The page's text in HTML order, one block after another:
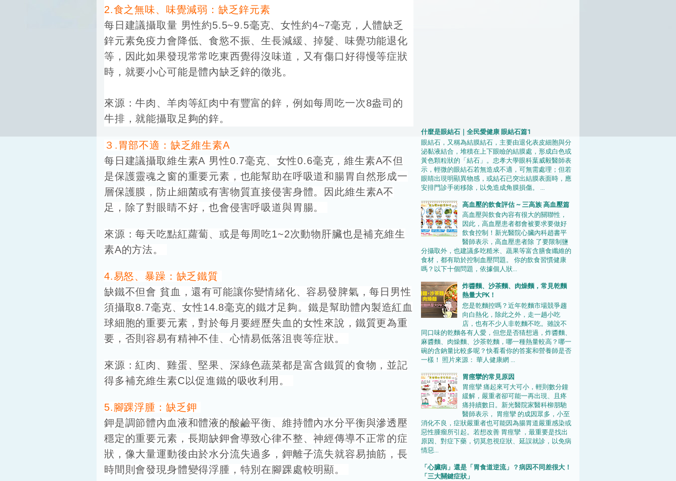
2.食之無味、味覺減弱：缺乏鋅元素
每日建議攝取量 男性約5.5~9.5毫克、女性約4~7毫克，人體缺乏
鋅元素免疫力會降低、食慾不振、生長減緩、掉髮、味覺功能退化
等，因此如果發現常常吃東西覺得沒味道，又有傷口好得慢等症狀
時，就要小心可能是體內缺乏鋅的徵兆。
來源：牛肉、羊肉等紅肉中有豐富的鋅，例如每周吃一次8盎司的
牛排，就能攝取足夠的鋅。
３.胃部不適：缺乏維生素A
每日建議攝取維生素A 男性0.7毫克、女性0.6毫克，維生素A不但
是保護靈魂之窗的重要元素，也能幫助在呼吸道和腸胃自然形成一
層保護膜，防止細菌或有害物質直接侵害身體。因此維生素A不
足，除了對眼睛不好，也會侵害呼吸道與胃腸。
來源：每天吃點紅蘿蔔、或是每周吃1~2次動物肝臟也是補充維生
素A的方法。
4.易怒、暴躁：缺乏鐵質
缺鐵不但會 貧血，還有可能讓你變情緒化、容易發脾氣，每日男性
須攝取8.7毫克、女性14.8毫克的鐵才足夠。鐵是幫助體內製造紅血
球細胞的重要元素，對於每月要經歷失血的女性來說，鐵質更為重
要，否則容易有精神不佳、心情易低落沮喪等症狀。
來源：紅肉、雞蛋、堅果、深綠色蔬菜都是富含鐵質的食物，並記
得多補充維生素C以促進鐵的吸收利用。
5.腳踝浮腫：缺乏鉀
鉀是調節體內血液和體液的酸鹼平衡、維持體內水分平衡與滲透壓
穩定的重要元素，長期缺鉀會導致心律不整、神經傳導不正常的症
狀，像大量運動後由於水分流失過多，鉀離子流失就容易抽筋，長
時間則會發現身體變得浮腫，特別在腳踝處較明顯。
什麼是眼結石｜全民愛健康 眼結石篇1
眼結石，又稱為結膜結石，主要由退化表皮細胞與分
泌黏液結合，堆積在上下眼瞼的結膜處，形成白色或
黃色顆粒狀的「結石」。忠孝大學眼科葉威毅醫師表
示，輕微的眼結石若無造成不適，可無需處理；但若
眼睛出現明顯異物感，或結石已突出結膜表面時，應
安排門診手術移除，以免造成角膜損傷。 ...
高血壓的飲食評估 ~ 三高族 高血壓篇
高血壓與飲食內容有很大的關聯性，
因此，高血壓患者都會被要求要做好
飲食控制！新光醫院心臟內科趙書平
醫師表示，高血壓患者除 了要限制鹽
分攝取外，也建議多吃糙米、蔬果等富含膳食纖維的
食材，都有助於控制血壓問題。 你的飲食習慣健康
嗎？以下十個問題，依據個人狀...
炸醬麵、沙茶麵、肉燥麵，常見乾麵
熱量大PK！
您是乾麵控嗎？近年乾麵市場競爭趨
向白熱化，除此之外，走一趟小吃
店，也有不少人非乾麵不吃。雖說不
同口味的乾麵各有人愛，但您是否猜想過，炸醬麵、
麻醬麵、肉燥麵、沙茶乾麵，哪一種熱量較高？哪一
碗的含鈉量比較多呢？快看看你的答案和營養師是否
一樣！ 照片來源： 華人健康網 ...
胃痙攣的常見原因
胃痙攣 痛起來可大可小，輕則數分鐘
緩解，嚴重者卻可能一再出現、且疼
痛持續數日。新光醫院家醫科柳朋馳
醫師表示， 胃痙攣 的成因眾多，小至
消化不良，症狀嚴重者也可能因為腸胃道嚴重感染或
惡性腫瘤所引起。若想改善 胃痙攣 ，最重要是找出
原因、對症下藥，切莫忽視症狀、延誤就診，以免病
情惡...
「心臟病」還是「胃食道逆流」？病因不同差很大！
「三大關鍵症狀」